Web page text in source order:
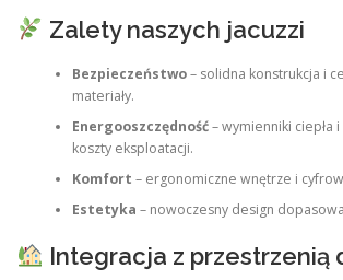
Zalety naszych jacuzzi
Bezpieczeństwo– solidna konstrukcja i
materiały.
Energooszczędność– wymienniki ciepła
koszty eksploatacji.
Komfort – ergonomiczne wnętrze i
Estetyka – nowoczesny design
Integracja z przestrzenią